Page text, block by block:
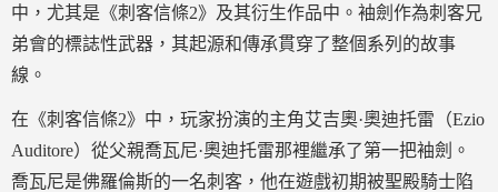
中，尤其是《刺客信條2》及其衍生作品中。袖劍作為刺客兄
弟會的標誌性武器，其起源和傳承貫穿了整個系列的故事
線。
在《刺客信條2》中，玩家扮演的主角艾吉奧·奧迪托雷（Ezio
Auditore）從父親喬瓦尼·奧迪托雷那裡繼承了第一把袖劍。
喬瓦尼是佛羅倫斯的一名刺客，他在遊戲初期被聖殿騎士陷